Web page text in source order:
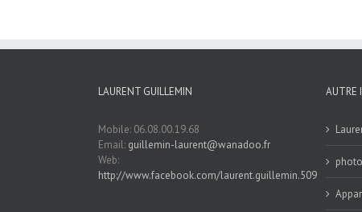
LAURENT GUILLEMIN
Mobile: 06.08.00.19.68
Email: guillemin-laurent@wanadoo.fr
Web:
http://www.facebook.com/laurent.guillemin.509
AUTRE